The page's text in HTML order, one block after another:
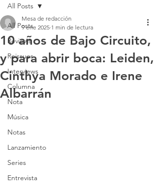
All Posts
Reviews
Reissues
Interviews
Columna
Nota
Música
Notas
Lanzamiento
Series
Entrevista
All Posts
10 años de Bajo Circuito,
y para abrir boca: Leiden,
Cinthya Morado e Irene
Albarrán
Mesa de redacción
9 ene 2025 1 min de lectura